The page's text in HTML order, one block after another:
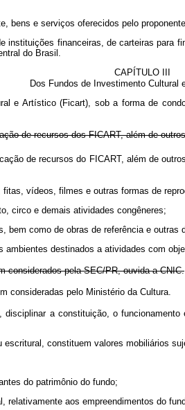
bens e serviços oferecidos pelo
instituições financeiras, de carteiras
do Brasil.
CAPÍTULO III
Dos Fundos de Investimento Cultural
e Artístico (Ficart), sob a forma de
de recursos dos FICART, além de
de recursos do FICART, além de
vídeos, filmes e outras formas de
circo e demais atividades congêneres;
como de obras de referência e outras
destinados a atividades com
considerados pela SEC/PR, ouvida a CNIC.
consideradas pelo Ministério da Cultura
a constituição, o
constituem valores mobiliários
do patrimônio do fundo;
relativamente aos empreendimentos do